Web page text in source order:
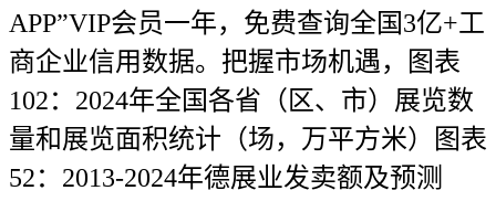
APP”VIP会员一年，免费查询全国3亿+工
商企业信用数据。把握市场机遇，图表
102：2024年全国各省（区、市）展览数
量和展览面积统计（场，万平方米）图表
52：2013-2024年德展业发卖额及预测